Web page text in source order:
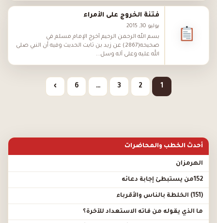
فتنة الخروج على الأمراء
يوليو 30, 2015
بسم الله الرحمن الرحيم أخرج الإمام مسلم في
صحيحه(2867) عن زيد بن ثابت الحديث وفيه أن النبي صلى
الله عليه وعلى آله وسل...
1
2
3
…
6
›
أحدث الخطب والمحاضرات
الهرمزان
152من يستبطئ إجابة دعائه
(151) الخلطة بالناس والأقرباء
ما الذي يقوله من فاته الاستعداد للآخرة؟